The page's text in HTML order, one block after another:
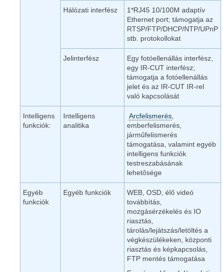
Hálózati interfész
1*RJ45 10/100M adaptív
Ethernet port; támogatja az
RTSP/FTP/DHCP/NTP/UPnP
stb. protokollokat
Jelinterfész
Egy fotóellenállás interfész,
egy IR-CUT interfész;
támogatja a fotóellenállás
jelet és az IR-CUT IR-rel
való kapcsolását
Intelligens
funkciók:
Intelligens
analitika
Arcfelismerés
emberfelismerés,
járműfelismerés
támogatása, valamint egyéb
intelligens funkciók
testreszabásának
lehetősége
Egyéb
funkciók
Egyéb funkciók
WEB, OSD, élő videó
továbbítás,
mozgásérzékelés és IO
riasztás,
tárolás/lejátszás/letöltés a
végkészülékeken, központi
riasztás és képkapcsolás,
FTP mentés támogatása